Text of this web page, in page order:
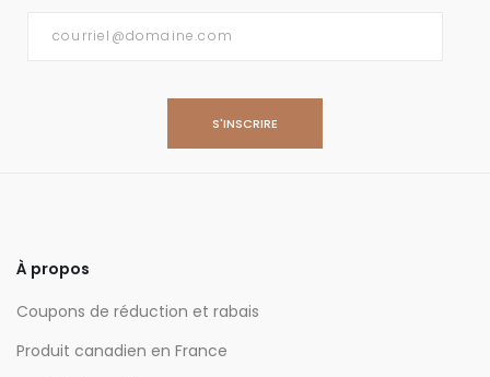
À propos
Coupons de réduction et rabais
Produit canadien en France